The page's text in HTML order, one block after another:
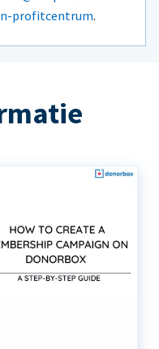
profitcentrum.